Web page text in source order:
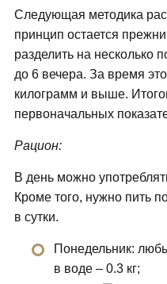
Следующая методика
принцип остается
разделить на несколько
до 6 вечера. За время
килограмм и выше.
первоначальных
Рацион:
В день можно
Кроме того, нужно пить
в сутки.
Понедельник:
в воде – 0.3 кг;